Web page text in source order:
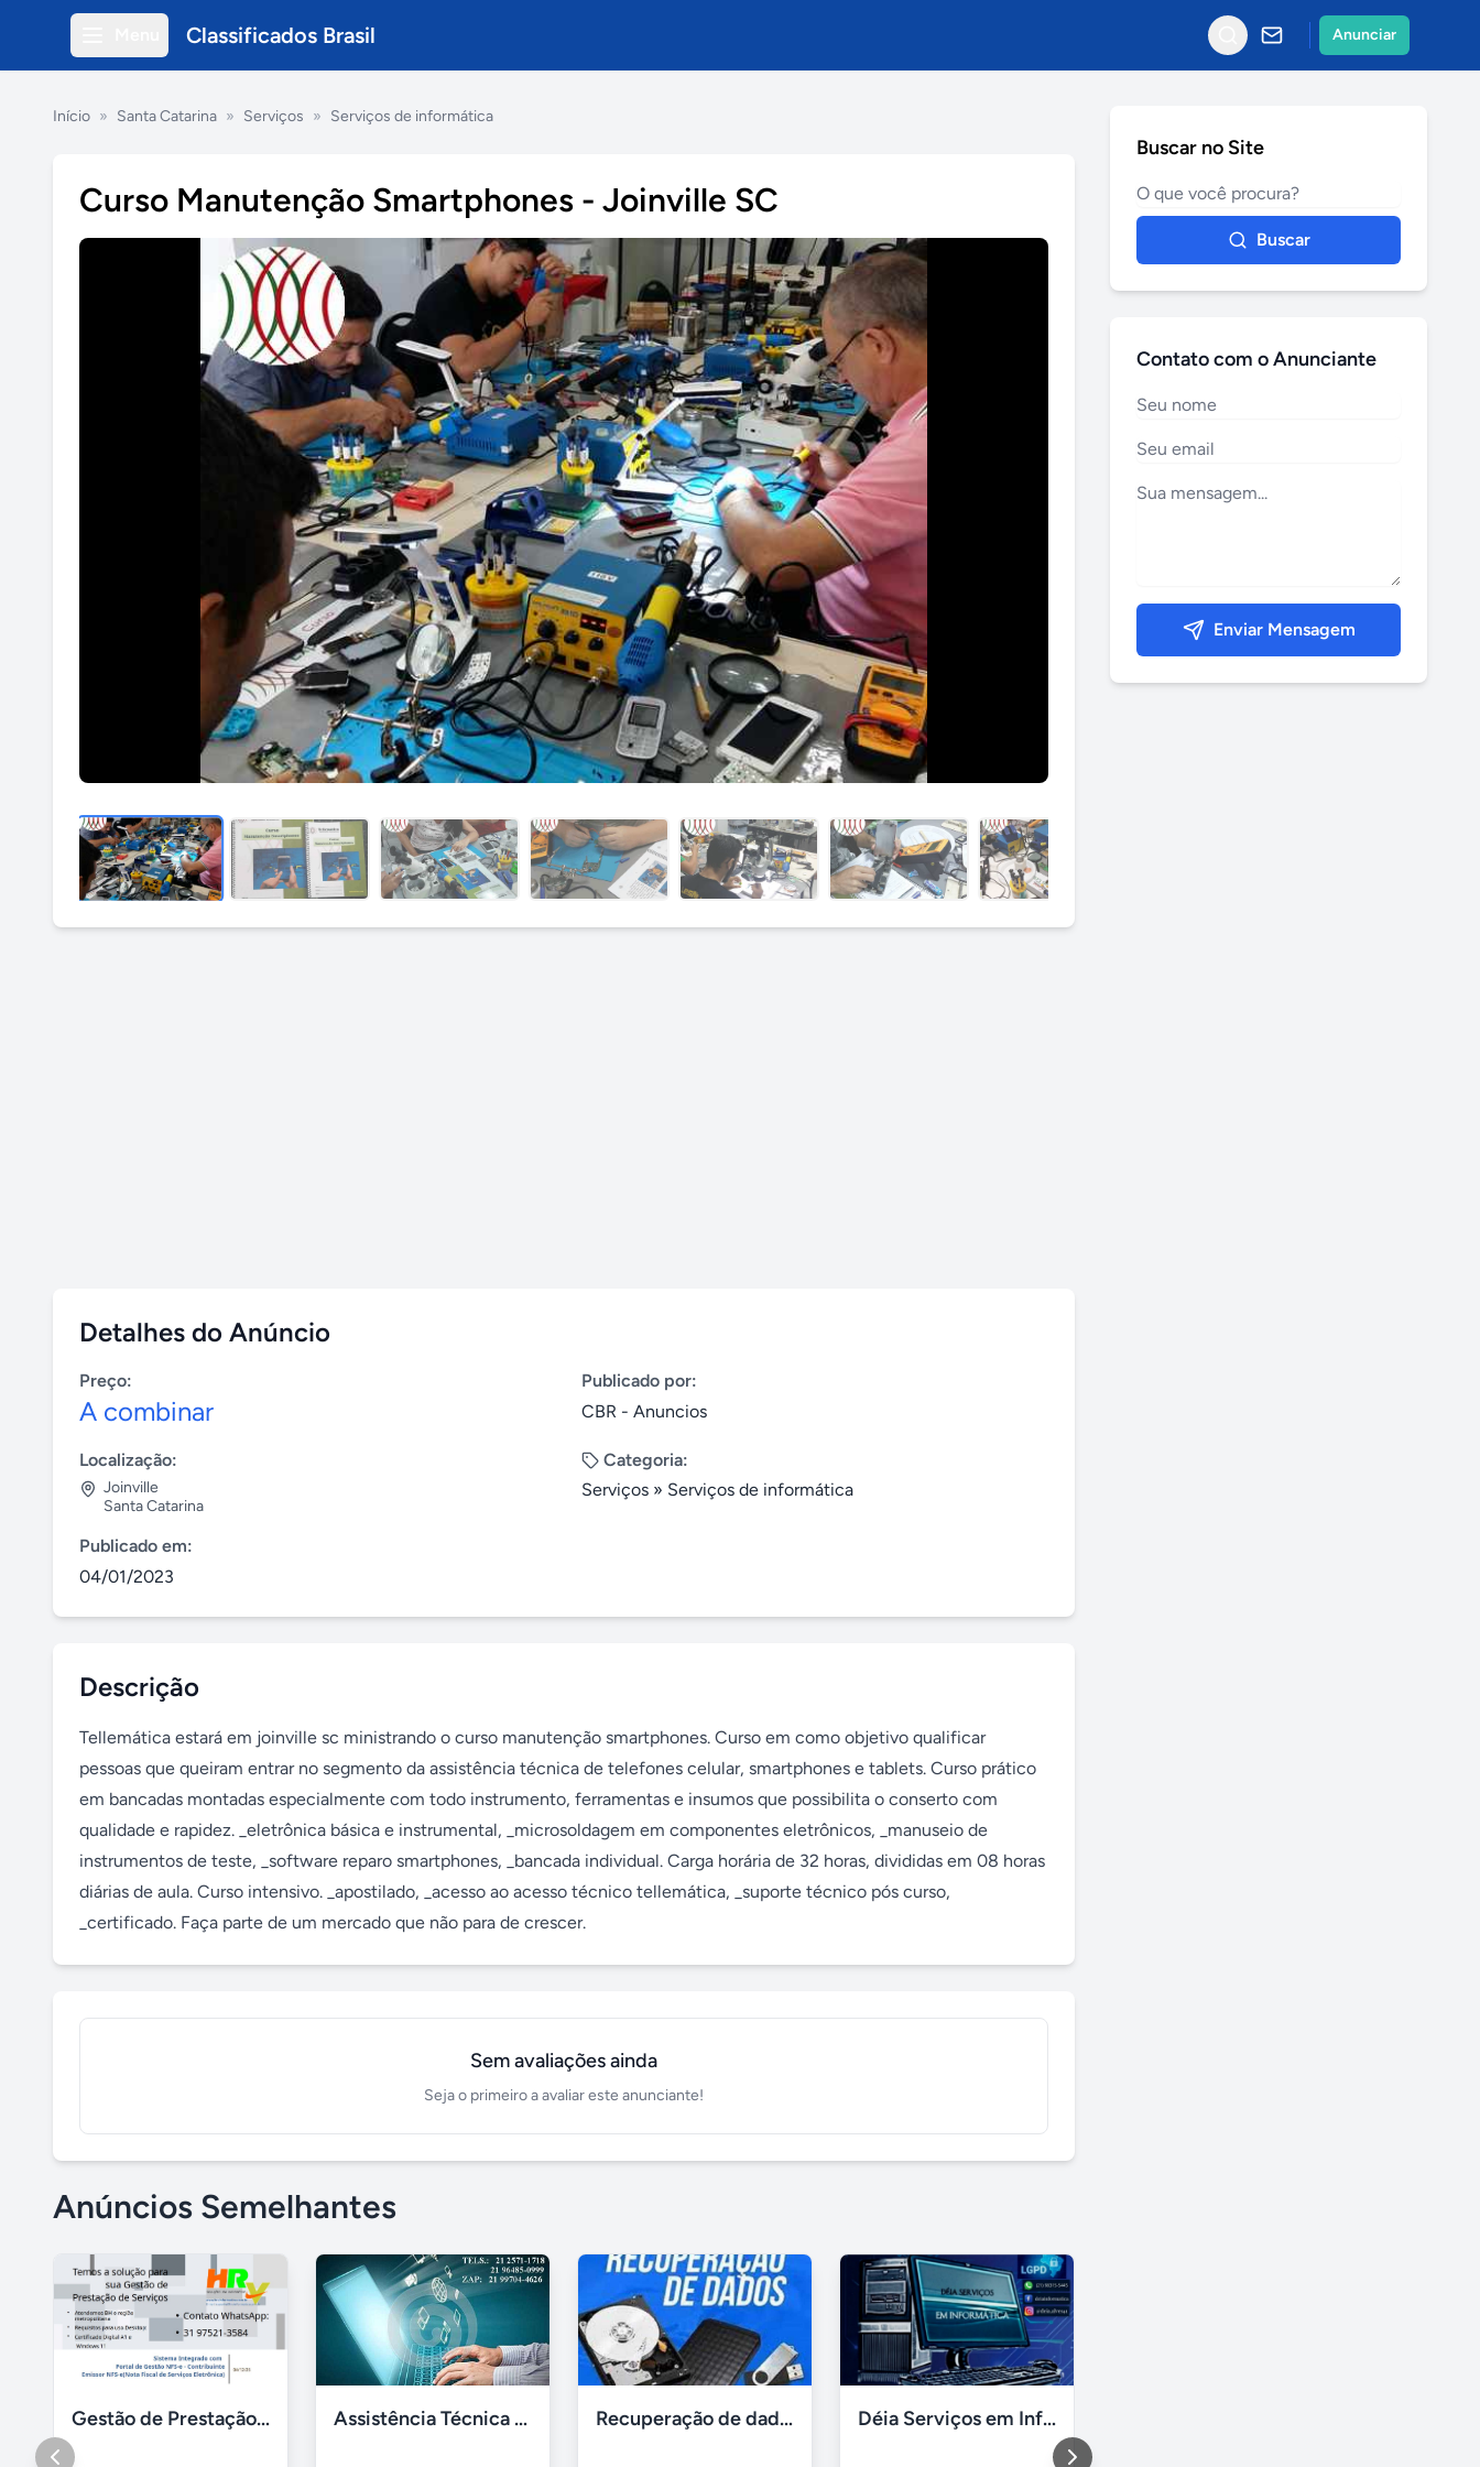
Classificados Brasil Anunciar
Início » Santa Catarina » Serviços » Serviços de informática
Curso Manutenção Smartphones - Joinville SC
Detalhes do Anúncio
Preço:
A combinar
Publicado por:
CBR - Anuncios
Localização:
Joinville
Santa Catarina
Categoria:
Serviços » Serviços de informática
Publicado em:
04/01/2023
Descrição
Tellemática estará em joinville sc ministrando o curso manutenção smartphones. Curso em como objetivo qualificar
pessoas que queiram entrar no segmento da assistência técnica de telefones celular, smartphones e tablets. Curso prático
em bancadas montadas especialmente com todo instrumento, ferramentas e insumos que possibilita o conserto com
qualidade e rapidez. _eletrônica básica e instrumental, _microsoldagem em componentes eletrônicos, _manuseio de
instrumentos de teste, _software reparo smartphones, _bancada individual. Carga horária de 32 horas, divididas em 08 horas
diárias de aula. Curso intensivo. _apostilado, _acesso ao acesso técnico tellemática, _suporte técnico pós curso,
_certificado. Faça parte de um mercado que não para de crescer.
Sem avaliações ainda
Seja o primeiro a avaliar este anunciante!
Anúncios Semelhantes
Gestão de Prestação de Serviços NFS-e Emissor Nacional Assistência Técnica Informática Imediata Barra da Tijuca Recuperação de dados e informações de hd Déia Serviços em Informática
Buscar no Site
Buscar
Contato com o Anunciante
Enviar Mensagem